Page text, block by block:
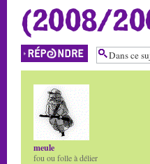
(2008/
Répondre
meule
fou ou folle à délier